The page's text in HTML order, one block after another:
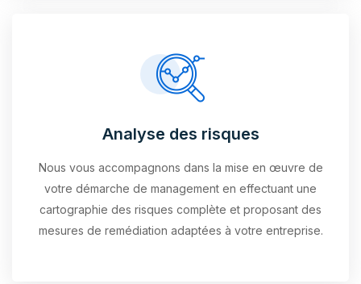
Analyse des risques
Nous vous accompagnons dans la mise en œuvre de
votre démarche de management en effectuant une
cartographie des risques complète et proposant des
mesures de remédiation adaptées à votre entreprise.